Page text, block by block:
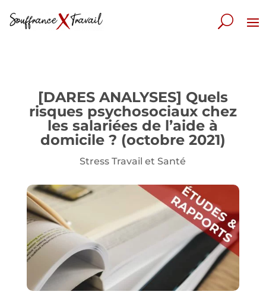
[DARES ANALYSES] Quels
risques psychosociaux chez
les salariées de l’aide à
domicile ? (octobre 2021)
Stress Travail et Santé